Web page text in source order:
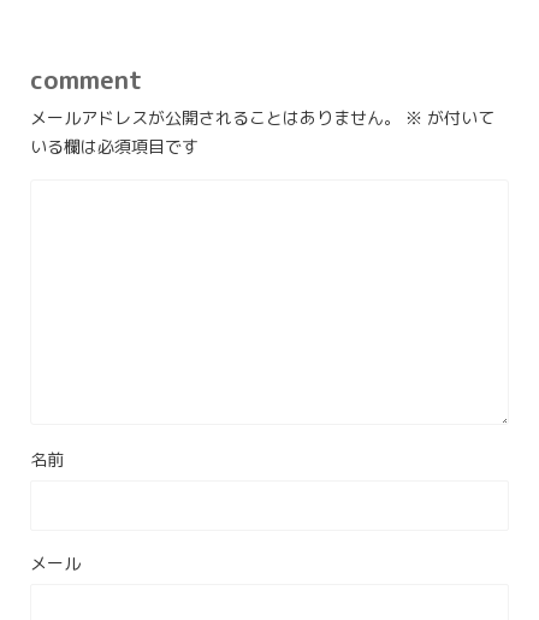
comment
メールアドレスが公開されることはありません。 ※ が付いて
いる欄は必須項目です
名前
メール